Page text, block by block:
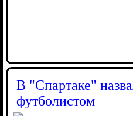
В "Спартаке"
футболистом